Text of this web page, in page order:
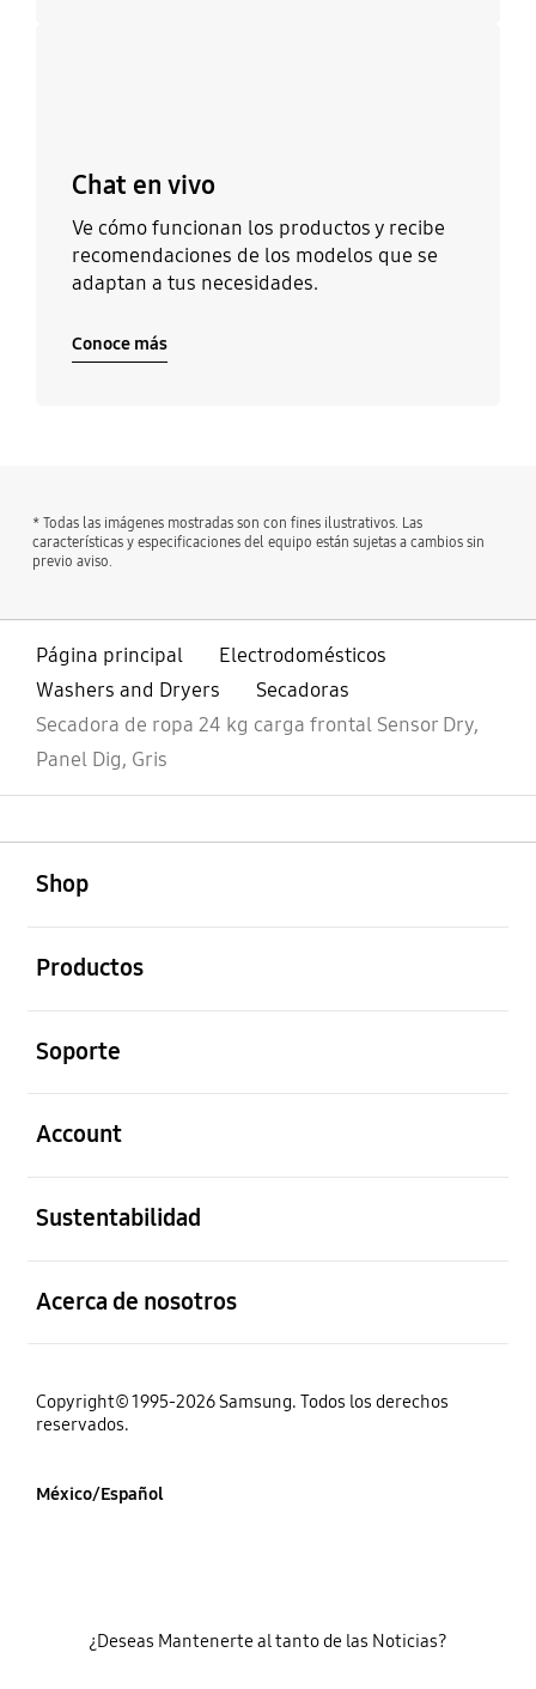
Chat en vivo
Ve cómo funcionan los productos y recibe
recomendaciones de los modelos que se
adaptan a tus necesidades.
Conoce más
* Todas las imágenes mostradas son con fines ilustrativos. Las
características y especificaciones del equipo están sujetas a cambios sin
previo aviso.
Página principal
Electrodomésticos
Washers and Dryers
Secadoras
Secadora de ropa 24 kg carga frontal Sensor Dry,
Panel Dig, Gris
Shop
Productos
Soporte
Account
Sustentabilidad
Acerca de nosotros
Copyright© 1995-2026 Samsung. Todos los derechos
reservados.
México/Español
¿Deseas Mantenerte al tanto de las Noticias?